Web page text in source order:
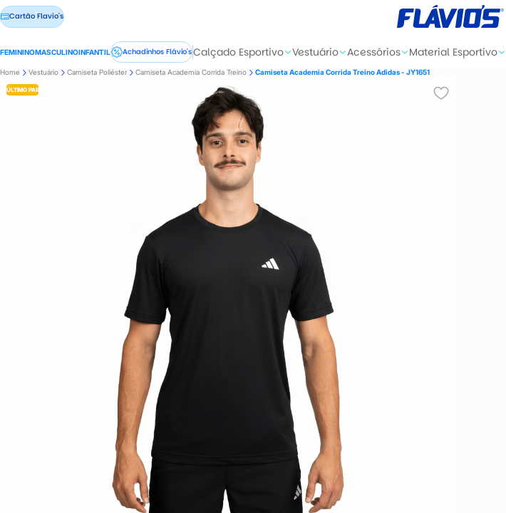
Cartão Flavio's
FEMININOMASCULINOINFANTIL Achadinhos Flávio'sCalçado Esportivo Vestuário Acessórios Material Esportivo
Home Vestuário Camiseta Poliéster Camiseta Academia Corrida Treino Camiseta Academia Corrida Treino Adidas - JY1651
ÚLTIMO PAR